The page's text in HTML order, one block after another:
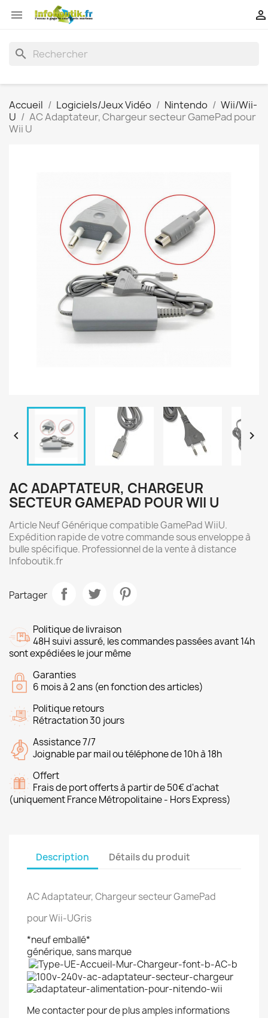
 
search
Accueil Logiciels/Jeux Vidéo Nintendo
Wii/Wii-
U
AC Adaptateur, Chargeur secteur GamePad pour
Wii U
 
AC ADAPTATEUR, CHARGEUR
SECTEUR GAMEPAD POUR WII U
Article Neuf Générique compatible GamePad WiiU.
Expédition rapide de votre commande sous enveloppe à
bulle spécifique. Professionnel de la vente à distance
Infoboutik.fr
Partager
Politique de livraison
48H suivi assuré, les commandes passées avant 14h
sont expédiées le jour même
Garanties
6 mois à 2 ans (en fonction des articles)
Politique retours
Rétractation 30 jours
Assistance 7/7
Joignable par mail ou téléphone de 10h à 18h
Offert
Frais de port offerts à partir de 50€ d'achat
(uniquement France Métropolitaine - Hors Express)
Description Détails du produit
AC Adaptateur, Chargeur secteur GamePad
pour Wii-UGris
*neuf emballé*
générique, sans marque
Me contacter pour de plus amples informations